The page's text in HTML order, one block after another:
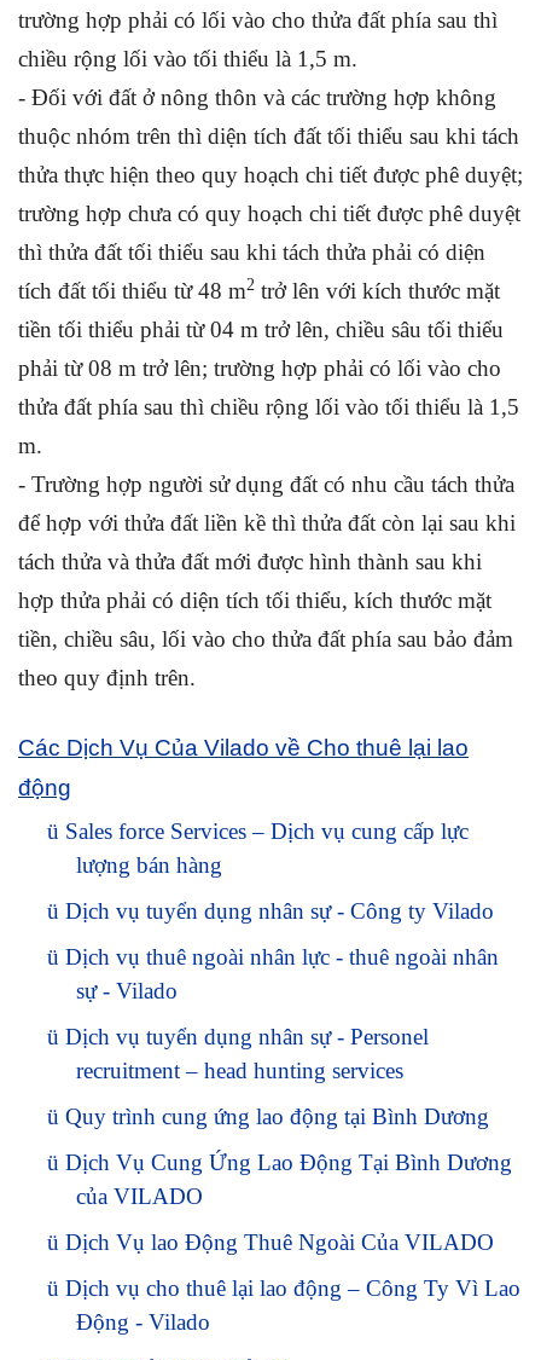
trường hợp phải có lối vào cho thửa đất phía sau thì
chiều rộng lối vào tối thiểu là 1,5 m.
- Đối với đất ở nông thôn và các trường hợp không
thuộc nhóm trên thì diện tích đất tối thiểu sau khi tách
thửa thực hiện theo quy hoạch chi tiết được phê duyệt;
trường hợp chưa có quy hoạch chi tiết được phê duyệt
thì thửa đất tối thiểu sau khi tách thửa phải có diện
tích đất tối thiểu từ 48 m2 trở lên với kích thước mặt
tiền tối thiểu phải từ 04 m trở lên, chiều sâu tối thiểu
phải từ 08 m trở lên; trường hợp phải có lối vào cho
thửa đất phía sau thì chiều rộng lối vào tối thiểu là 1,5
m.
- Trường hợp người sử dụng đất có nhu cầu tách thửa
để hợp với thửa đất liền kề thì thửa đất còn lại sau khi
tách thửa và thửa đất mới được hình thành sau khi
hợp thửa phải có diện tích tối thiểu, kích thước mặt
tiền, chiều sâu, lối vào cho thửa đất phía sau bảo đảm
theo quy định trên.
Các Dịch Vụ Của Vilado về Cho thuê lại lao
động
ü Sales force Services – Dịch vụ cung cấp lực
lượng bán hàng
ü Dịch vụ tuyển dụng nhân sự - Công ty Vilado
ü Dịch vụ thuê ngoài nhân lực - thuê ngoài nhân
sự - Vilado
ü Dịch vụ tuyển dụng nhân sự - Personel
recruitment – head hunting services
ü Quy trình cung ứng lao động tại Bình Dương
ü Dịch Vụ Cung Ứng Lao Động Tại Bình Dương
của VILADO
ü Dịch Vụ lao Động Thuê Ngoài Của VILADO
ü Dịch vụ cho thuê lại lao động – Công Ty Vì Lao
Động - Vilado